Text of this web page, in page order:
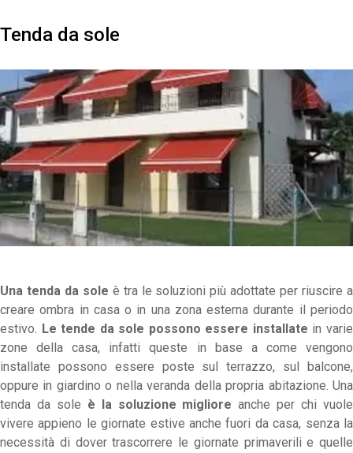
Tenda da sole
Una tenda da sole è tra le soluzioni più adottate per riuscire a
creare ombra in casa o in una zona esterna durante il periodo
estivo. Le tende da sole possono essere installate in varie
zone della casa, infatti queste in base a come vengono
installate possono essere poste sul terrazzo, sul balcone,
oppure in giardino o nella veranda della propria abitazione. Una
tenda da sole è la soluzione migliore anche per chi vuole
vivere appieno le giornate estive anche fuori da casa, senza la
necessità di dover trascorrere le giornate primaverili e quelle